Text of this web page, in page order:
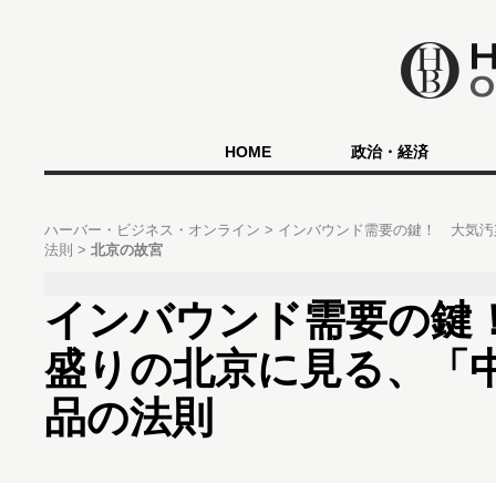
HOME 政治・経済
ハーバー・ビジネス・オンライン
インバウンド需要の鍵！ 大気汚
法則
北京の故宮
インバウンド需要の
盛りの北京に見る、「
品の法則